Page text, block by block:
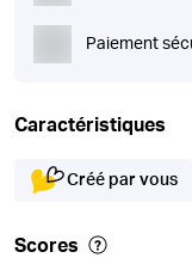
Paiement
Caractéristiques
Créé par vous
Scores